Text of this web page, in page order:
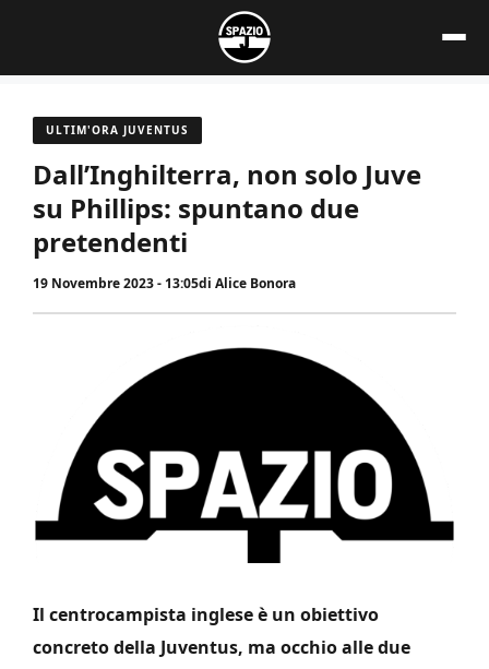
contenuto
ULTIM'ORA JUVENTUS
Dall’Inghilterra, non solo Juve
su Phillips: spuntano due
pretendenti
19 Novembre 2023 - 13:05di Alice Bonora
Il centrocampista inglese è un obiettivo
concreto della Juventus, ma occhio alle due